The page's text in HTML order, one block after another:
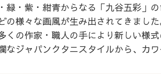
緑・紫・紺青からなる「九谷五彩」
の様々な画風が生み出されてきました
くの作家・職人の手により新しい様
なジャパンクタニスタイルから、カ